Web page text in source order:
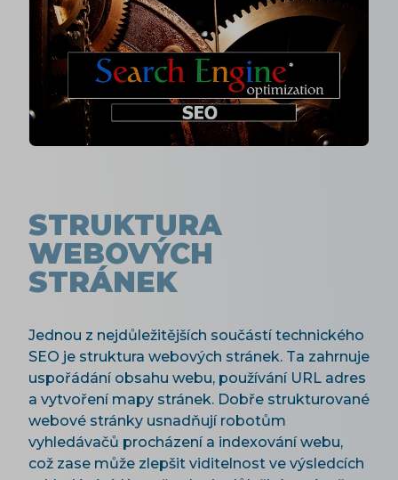
STRUKTURA
WEBOVÝCH
STRÁNEK
Jednou z nejdůležitějších součástí technického
SEO je struktura webových stránek. Ta zahrnuje
uspořádání obsahu webu, používání URL adres
a vytvoření mapy stránek. Dobře strukturované
webové stránky usnadňují robotům
vyhledávačů procházení a indexování webu,
což zase může zlepšit viditelnost ve výsledcích